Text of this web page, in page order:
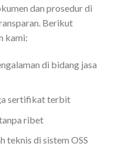
dan prosedur di
Berikut
kami:
di bidang jasa
sertifikat terbit
ribet
teknis di sistem OSS